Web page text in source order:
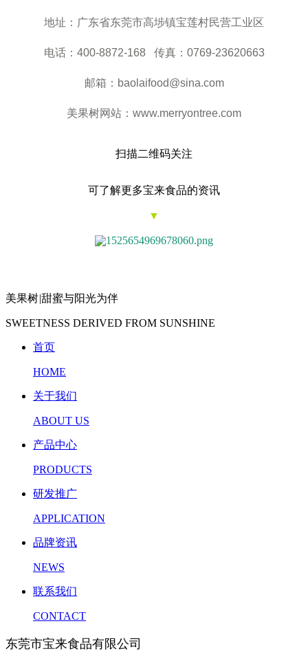
地址：广东省东莞市高埗镇宝莲村民营工业区
电话：400-8872-168 传真：0769-23620663
邮箱：baolaifood@sina.com
美果树网站：www.merryontree.com
扫描二维码关注
可了解更多宝来食品的资讯
▼
美果树|甜蜜与阳光为伴
SWEETNESS DERIVED FROM SUNSHINE
首页
HOME
关于我们
ABOUT US
产品中心
PRODUCTS
研发推广
APPLICATION
品牌资讯
NEWS
联系我们
CONTACT
东莞市宝来食品有限公司